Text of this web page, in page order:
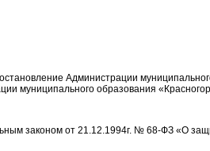
июня 2015
Администрации
муниципального образования
законом от 21.12.1994г. № 68-ФЗ «О